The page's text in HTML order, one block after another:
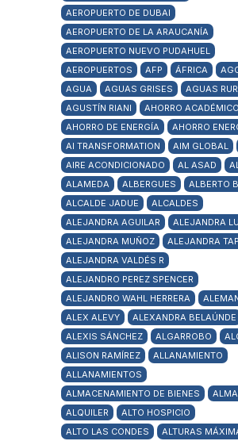
AEROPUERTO DE DUBAI
AEROPUERTO DE LA ARAUCANÍA
AEROPUERTO NUEVO PUDAHUEL
AEROPUERTOS
AFP ÁFRICA
AGUA
AGUAS GRISES
AGUAS
AGUSTÍN RIANI
AHORRO ACADÉMICO
AHORRO DE ENERGÍA
AHORRO
AI TRANSFORMATION
AIM GLOBAL
AIRE ACONDICIONADO
AL ASAD
ALAMEDA
ALBERGUES
ALBERTO
ALCALDE JADUE
ALCALDES
ALEJANDRA AGUILAR
ALEJANDRA
ALEJANDRA MUÑOZ
ALEJANDRA
ALEJANDRA VALDÉS R
ALEJANDRO PEREZ SPENCER
ALEJANDRO WAHL HERRERA
ALEX ALEVY
ALEXANDRA BELAÚNDE
ALEXIS SÁNCHEZ
ALGARROBO
ALISON RAMÍREZ
ALLANAMIENTO
ALLANAMIENTOS
ALMACENAMIENTO DE BIENES
ALQUILER
ALTO HOSPICIO
ALTO LAS CONDES
ALTURAS